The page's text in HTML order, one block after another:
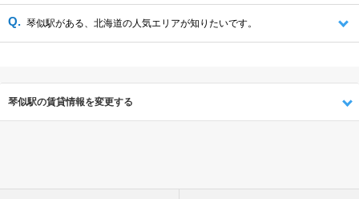
琴似駅がある、北海道の人気エリアが知りたいです。
琴似駅の賃貸情報を変更する